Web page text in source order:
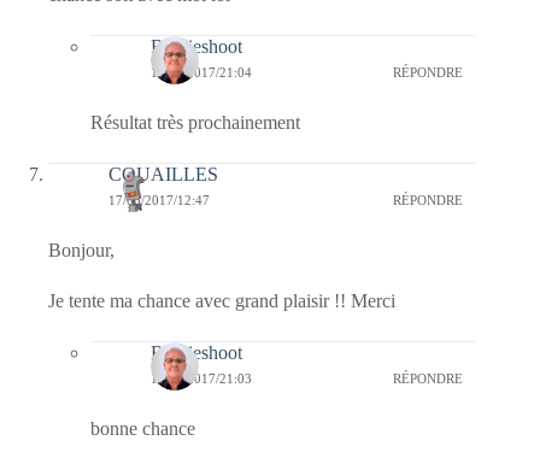
Bernieshoot
17/05/2017/21:04 RÉPONDRE
Résultat très prochainement
COUAILLES
17/05/2017/12:47 RÉPONDRE
Bonjour,
Je tente ma chance avec grand plaisir !! Merci
Bernieshoot
17/05/2017/21:03 RÉPONDRE
bonne chance